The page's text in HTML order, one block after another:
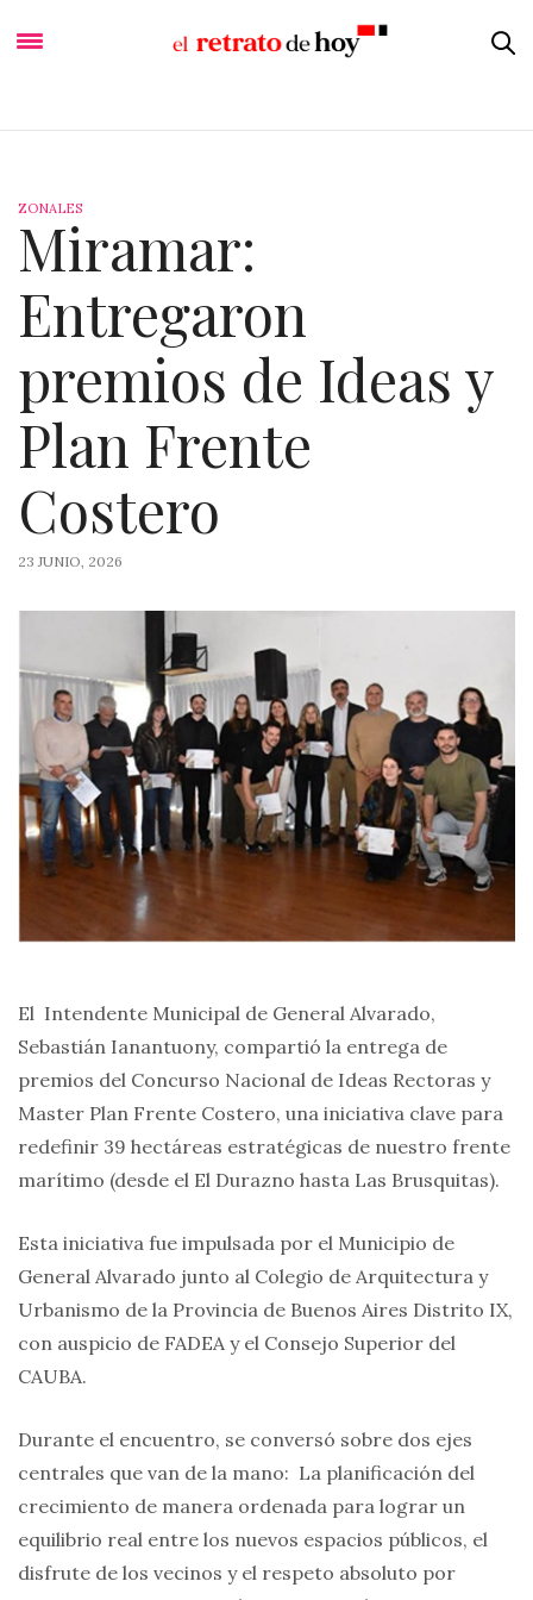
ZONALES
Miramar:
Entregaron
premios de Ideas y
Plan Frente
Costero
23 JUNIO, 2026
El Intendente Municipal de General Alvarado,
Sebastián Ianantuony, compartió la entrega de
premios del Concurso Nacional de Ideas Rectoras y
Master Plan Frente Costero, una iniciativa clave para
redefinir 39 hectáreas estratégicas de nuestro frente
marítimo (desde el El Durazno hasta Las Brusquitas).
Esta iniciativa fue impulsada por el Municipio de
General Alvarado junto al Colegio de Arquitectura y
Urbanismo de la Provincia de Buenos Aires Distrito IX,
con auspicio de FADEA y el Consejo Superior del
CAUBA.
Durante el encuentro, se conversó sobre dos ejes
centrales que van de la mano: La planificación del
crecimiento de manera ordenada para lograr un
equilibrio real entre los nuevos espacios públicos, el
disfrute de los vecinos y el respeto absoluto por